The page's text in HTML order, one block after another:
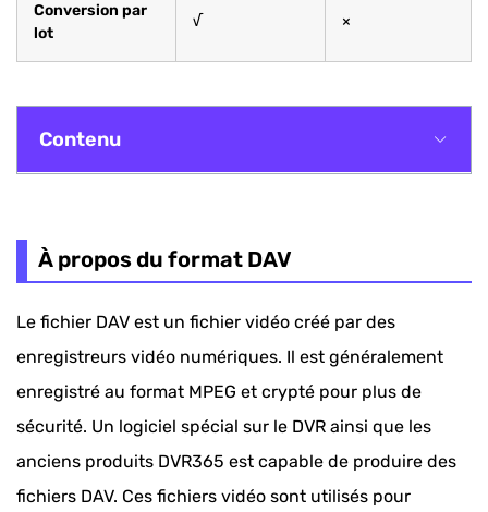
Conversion par
lot
√ ×
Contenu
Comment convertir le fichier DAV en AVI avec
les étapes simples
Convertisseur en ligne pratique pour convertir
le fichier DAV en AVI
À propos du format DAV
Le fichier DAV est un fichier vidéo créé par des
enregistreurs vidéo numériques. Il est généralement
enregistré au format MPEG et crypté pour plus de
sécurité. Un logiciel spécial sur le DVR ainsi que les
anciens produits DVR365 est capable de produire des
fichiers DAV. Ces fichiers vidéo sont utilisés pour